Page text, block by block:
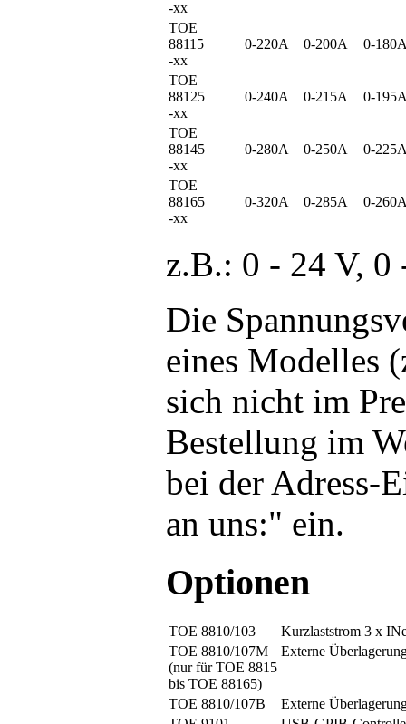
-xx
TOE
88115
-xx
0-220A 0-200A 0-
TOE
88125
-xx
0-240A 0-215A 0-
TOE
88145
-xx
0-280A 0-250A 0-
TOE
88165
-xx
0-320A 0-285A 0-
z.B.: 0 - 24 V,
Die
eines Modelles
sich nicht im
Bestellung im
bei der Adress-
an uns:" ein.
Optionen
TOE 8810/103
Kurzlaststrom 3 x
TOE 8810/107M
(nur für TOE 8815
bis TOE 88165)
Externe
TOE 8810/107B
Externe